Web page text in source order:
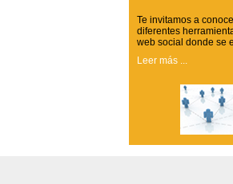
Te invitamos a
diferentes
web social donde se
Leer más ...